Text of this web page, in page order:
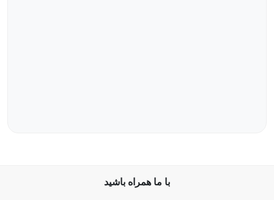
با ما همراه باشید